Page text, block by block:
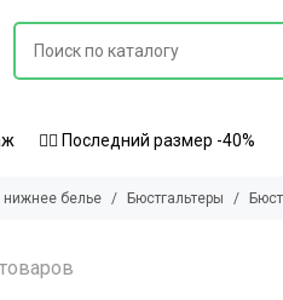
🏃‍♀️ Последний размер -40%
белье Бюстгальтеры